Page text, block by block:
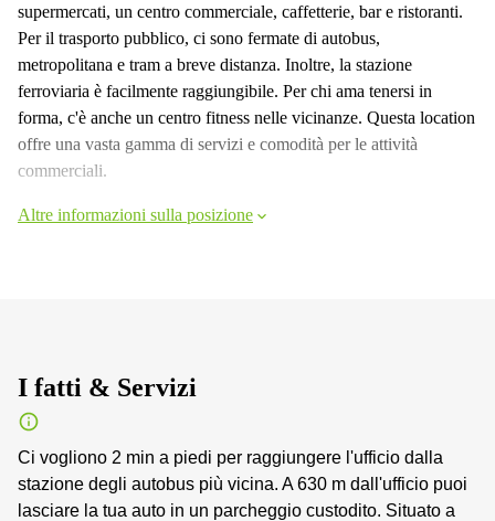
supermercati, un centro commerciale, caffetterie, bar e ristoranti.
Per il trasporto pubblico, ci sono fermate di autobus,
metropolitana e tram a breve distanza. Inoltre, la stazione
ferroviaria è facilmente raggiungibile. Per chi ama tenersi in
forma, c'è anche un centro fitness nelle vicinanze. Questa location
offre una vasta gamma di servizi e comodità per le attività
commerciali.
Altre informazioni sulla posizione
I fatti & Servizi
Ci vogliono 2 min a piedi per raggiungere l'ufficio dalla
stazione degli autobus più vicina. A 630 m dall'ufficio puoi
lasciare la tua auto in un parcheggio custodito. Situato a